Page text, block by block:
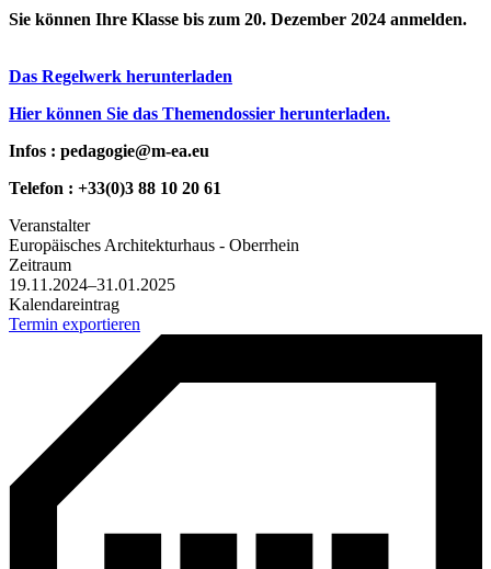
Sie können Ihre Klasse bis zum 20. Dezember 2024 anmelden.
Das Regelwerk herunterladen
Hier können Sie das Themendossier herunterladen.
Infos : pedagogie@m-ea.eu
Telefon : +33(0)3 88 10 20 61
Veranstalter
Europäisches Architekturhaus - Oberrhein
Zeitraum
19.11.2024–31.01.2025
Kalendareintrag
Termin exportieren